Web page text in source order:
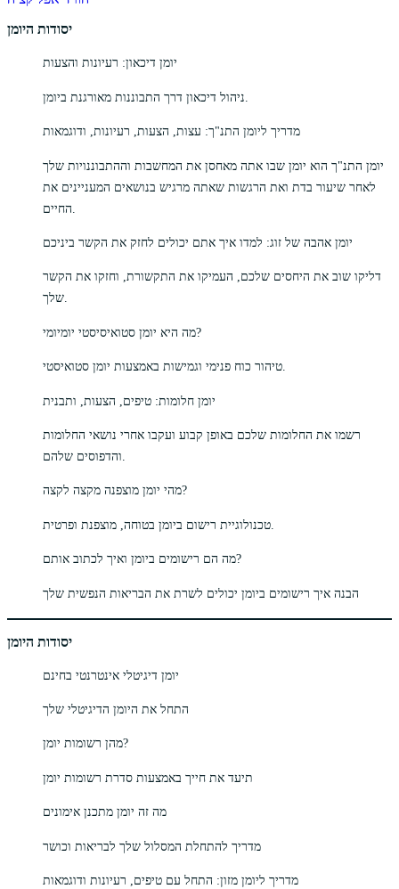
יסודות היומן
יומן דיכאון: רעיונות והצעות
מדריך ליומן התנ"ך: עצות, הצעות, רעיונות, ודוגמאות
יומן התנ"ך הוא יומן שבו אתה מאחסן את המחשבות וההתבוננויות שלך
לאחר שיעור בדת ואת הרגשות שאתה מרגיש בנושאים המעניינים את
יומן אהבה של זוג: למדו איך אתם יכולים לחזק את הקשר ביניכם
דליקו שוב את היחסים שלכם, העמיקו את התקשורת, וחזקו את הקשר
שלך.
מה היא יומן סטואיסיסטי יומיומי?
טיהור כוח פנימי וגמישות באמצעות יומן סטואיסטי.
יומן חלומות: טיפים, הצעות, ותבנית
רשמו את החלומות שלכם באופן קבוע ועקבו אחרי נושאי החלומות
מהי יומן מוצפנה מקצה לקצה?
מה הם רישומים ביומן ואיך לכתוב אותם?
הבנה איך רישומים ביומן יכולים לשרת את הבריאות הנפשית שלך
יסודות היומן
יומן דיגיטלי אינטרנטי בחינם
התחל את היומן הדיגיטלי שלך
מהן רשומות יומן?
תיעד את חייך באמצעות סדרת רשומות יומן
מה זה יומן מתכנן אימונים
מדריך להתחלת המסלול שלך לבריאות וכושר
מדריך ליומן מזון: התחל עם טיפים, רעיונות ודוגמאות